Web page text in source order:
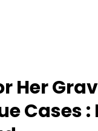
Her
Cases :